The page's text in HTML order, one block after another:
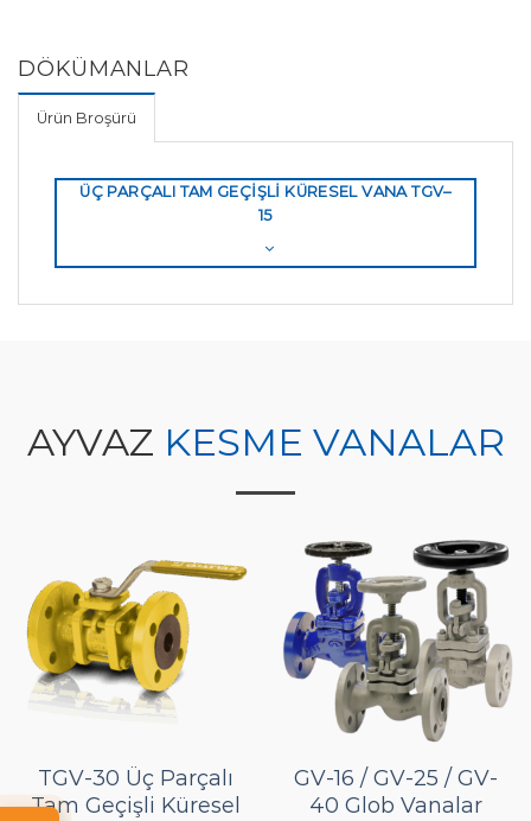
DÖKÜMANLAR
Ürün Broşürü
ÜÇ PARÇALI TAM GEÇİŞLİ KÜRESEL VANA TGV–
15
AYVAZ KESME VANALAR
TGV-30 Üç Parçalı
Tam Geçişli Küresel
GV-16 / GV-25 / GV-
40 Glob Vanalar